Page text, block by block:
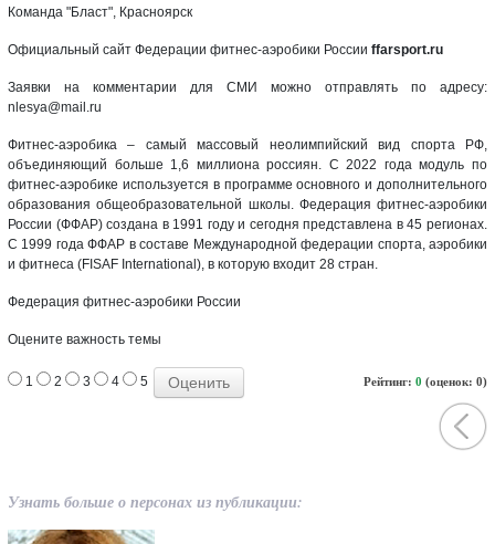
Команда "Бласт", Красноярск
Официальный сайт Федерации фитнес-аэробики России ffarsport.ru
Заявки на комментарии для СМИ можно отправлять по адресу:
nlesya@mail.ru
Фитнес-аэробика – самый массовый неолимпийский вид спорта РФ,
объединяющий больше 1,6 миллиона россиян. С 2022 года модуль по
фитнес-аэробике используется в программе основного и дополнительного
образования общеобразовательной школы. Федерация фитнес-аэробики
России (ФФАР) создана в 1991 году и сегодня представлена в 45 регионах.
С 1999 года ФФАР в составе Международной федерации спорта, аэробики
и фитнеса (FISAF International), в которую входит 28 стран.
Федерация фитнес-аэробики России
Оцените важность темы
Рейтинг: 0 (оценок: 0)
1 2 3 4 5
Узнать больше о персонах из публикации: